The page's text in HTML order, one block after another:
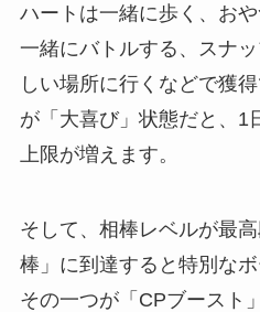
ハートは一緒に歩く、おや
一緒にバトルする、スナ
しい場所に行くなどで獲
が「大喜び」状態だと、1
上限が増えます。
そして、相棒レベルが最
棒」に到達すると特別なボ
その一つが「CPブースト